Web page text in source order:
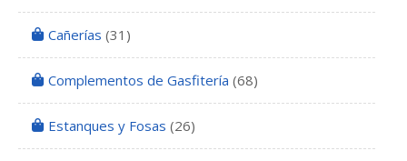
Cañerías (31)
Complementos de Gasfitería (68)
Estanques y Fosas (26)